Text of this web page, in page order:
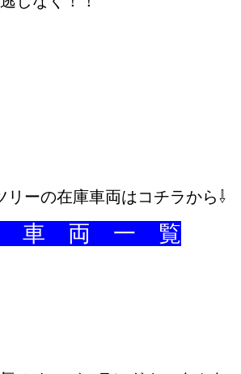
リーの在庫車両はコチラから⇩
車 両 一 覧